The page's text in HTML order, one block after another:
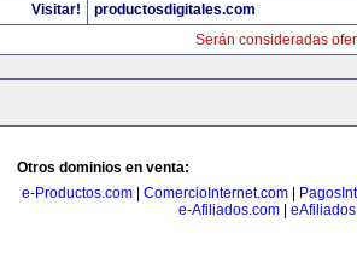
Visitar!
productosdigitales.com
Serán consideradas
Otros dominios en venta:
e-Productos.com
ComercioInternet.com
e-Afiliados.com|